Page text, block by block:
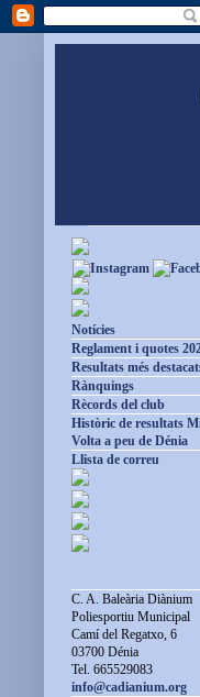
Notícies
Reglament i quotes
Resultats més
Rànquings
Rècords del club
Històric de resultats
Volta a peu de Dénia
Llista de correu
C. A. Baleària Diànium
Poliesportiu Municipal
Camí del Regatxo, 6
03700 Dénia
Tel. 665529083
info@cadianium.org